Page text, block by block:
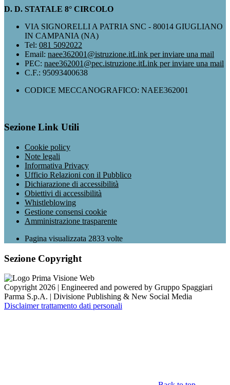
D. D. STATALE 8° CIRCOLO
VIA SIGNORELLI A PATRIA SNC - 80014 GIUGLIANO
IN CAMPANIA (NA)
Tel: 081 5092022
Email: naee362001@istruzione.itLink per inviare una mail
PEC: naee362001@pec.istruzione.itLink per inviare una mail
C.F.: 95093400638
CODICE MECCANOGRAFICO: NAEE362001
Sezione Link Utili
Cookie policy
Note legali
Informativa Privacy
Ufficio Relazioni con il Pubblico
Dichiarazione di accessibilità
Obiettivi di accessibilità
Whistleblowing
Gestione consensi cookie
Amministrazione trasparente
Pagina visualizzata 2833 volte
Sezione Copyright
Copyright 2026 | Engineered and powered by Gruppo Spaggiari
Parma S.p.A. | Divisione Publishing & New Social Media
Disclaimer trattamento dati personali